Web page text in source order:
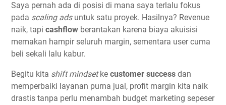
Saya pernah ada di posisi di mana saya terlalu fokus
pada scaling adsuntuk satu proyek. Hasilnya? Revenue
naik, tapi cashflow berantakan karena biaya akuisisi
memakan hampir seluruh margin, sementara user cuma
beli sekali lalu kabur.
Begitu kita shift mindsetke customer success dan
memperbaiki layanan purna jual, profit margin kita naik
drastis tanpa perlu menambah budget marketing sepeser